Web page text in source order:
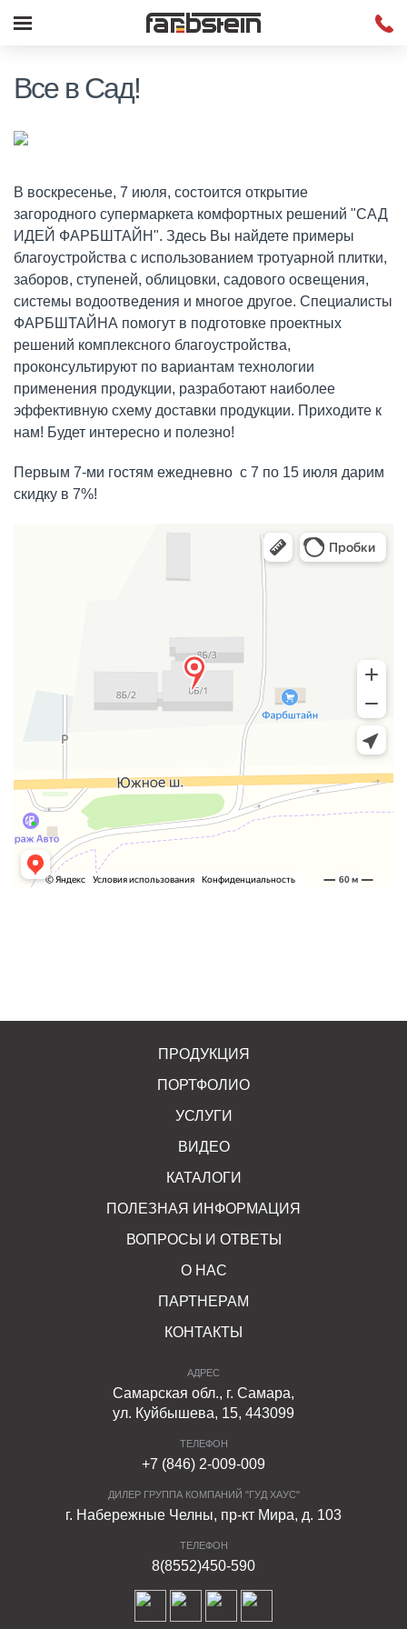
Все в Сад!
В воскресенье, 7 июля, состоится открытие
загородного супермаркета комфортных решений "САД
ИДЕЙ ФАРБШТАЙН". Здесь Вы найдете примеры
благоустройства с использованием тротуарной плитки,
заборов, ступеней, облицовки, садового освещения,
системы водоотведения и многое другое. Специалисты
ФАРБШТАЙНА помогут в подготовке проектных
решений комплексного благоустройства,
проконсультируют по вариантам технологии
применения продукции, разработают наиболее
эффективную схему доставки продукции. Приходите к
нам! Будет интересно и полезно!
Первым 7-ми гостям ежедневно с 7 по 15 июля дарим
скидку в 7%!
ПРОДУКЦИЯ
ПОРТФОЛИО
УСЛУГИ
ВИДЕО
КАТАЛОГИ
ПОЛЕЗНАЯ ИНФОРМАЦИЯ
ВОПРОСЫ И ОТВЕТЫ
О НАС
ПАРТНЕРАМ
КОНТАКТЫ
АДРЕС
Самарская обл., г. Самара,
ул. Куйбышева, 15, 443099
ТЕЛЕФОН
+7 (846) 2-009-009
ДИЛЕР ГРУППА КОМПАНИЙ "ГУД ХАУС"
г. Набережные Челны, пр-кт Мира, д. 103
ТЕЛЕФОН
8(8552)450-590